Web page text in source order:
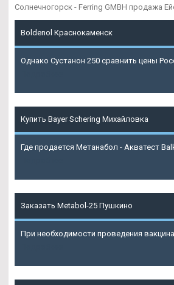
Солнечногорск - Ferring GMBH продажа
Boldenol Краснокаменск
Однако Сустанон 250 сравнить цены
Купить Bayer Schering Михайловка
Где продается Метанабол - Акватест
Заказать Metabol-25 Пушкино
При необходимости проведения